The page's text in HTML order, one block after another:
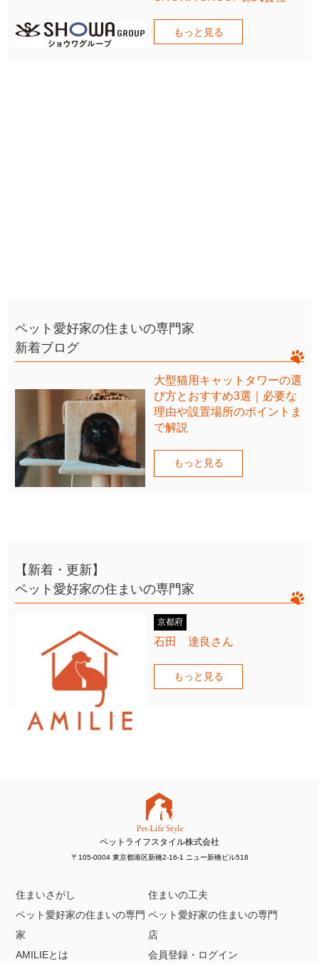
もっと見る
ペット愛好家の住まいの専門家
新着ブログ
大型猫用キャットタワーの選
び方とおすすめ3選｜必要な
理由や設置場所のポイントま
で解説
もっと見る
【新着・更新】
ペット愛好家の住まいの専門家
京都府
石田 達良さん
もっと見る
ペットライフスタイル株式会社
〒105-0004 東京都港区新橋2-16-1 ニュー新橋ビル518
住まいさがし
住まいの工夫
ペット愛好家の住まいの専門
家
ペット愛好家の住まいの専門
店
AMILIEとは
会員登録・ログイン